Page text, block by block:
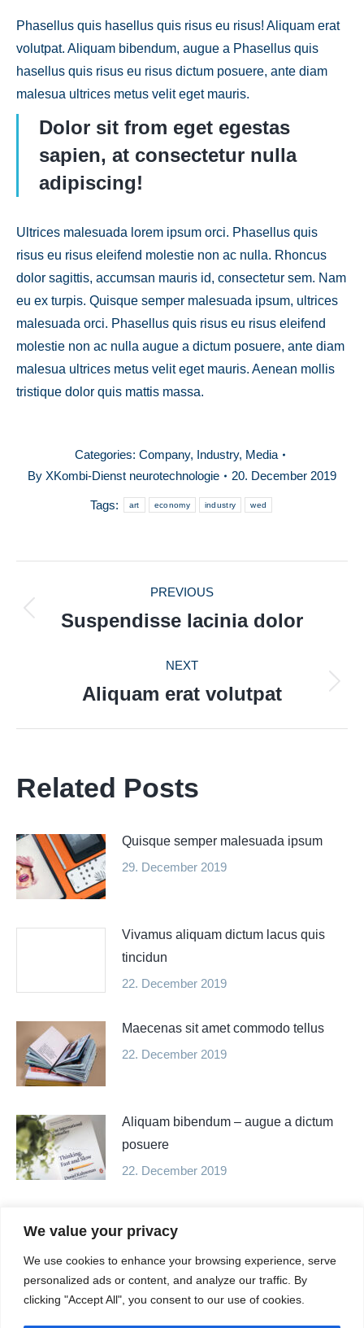
We value your privacy
We use cookies to enhance your browsing experience, serve
personalized ads or content, and analyze our traffic. By
clicking "Accept All", you consent to our use of cookies.
Phasellus quis hasellus quis risus eu risus! Aliquam erat
volutpat. Aliquam bibendum, augue a Phasellus quis
hasellus quis risus eu risus dictum posuere, ante diam
malesua ultrices metus velit eget mauris.
Dolor sit from eget egestas
sapien, at consectetur nulla
adipiscing!
Ultrices malesuada lorem ipsum orci. Phasellus quis
risus eu risus eleifend molestie non ac nulla. Rhoncus
dolor sagittis, accumsan mauris id, consectetur sem. Nam
eu ex turpis. Quisque semper malesuada ipsum, ultrices
malesuada orci. Phasellus quis risus eu risus eleifend
molestie non ac nulla augue a dictum posuere, ante diam
malesua ultrices metus velit eget mauris. Aenean mollis
tristique dolor quis mattis massa.
Categories: Company, Industry, Media
By XKombi-Dienst neurotechnologie 20. December 2019
Tags: art economy industry wed
NAVIGATION
PREVIOUS
Previous
Suspendisse lacinia dolor
NEXT
Next
Aliquam erat volutpat
Related Posts
Quisque semper malesuada ipsum
29. December 2019
Vivamus aliquam dictum lacus quis
tincidun
22. December 2019
Maecenas sit amet commodo tellus
22. December 2019
Aliquam bibendum – augue a dictum
posuere
22. December 2019
21. December 2019
Nulla – sodales odio nulla